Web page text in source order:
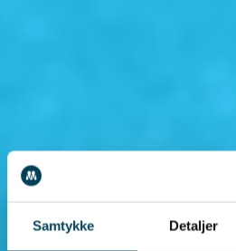
Samtykke Detaljer